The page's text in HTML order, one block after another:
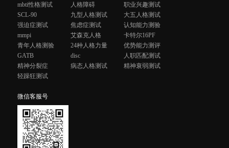
mbti性格测试
人格障碍
职业兴趣测试
SCL-90
九型人格测试
大五人格测试
强迫症测试
焦虑症测试
认知能力测验
mmpi
艾森克人格
卡特尔16PF
青年人格测验
24种人格力量
优势能力测评
GATB
disc
人职匹配测试
精神分裂症
病态人格测试
精神衰弱测试
轻躁狂测试
微信客服号